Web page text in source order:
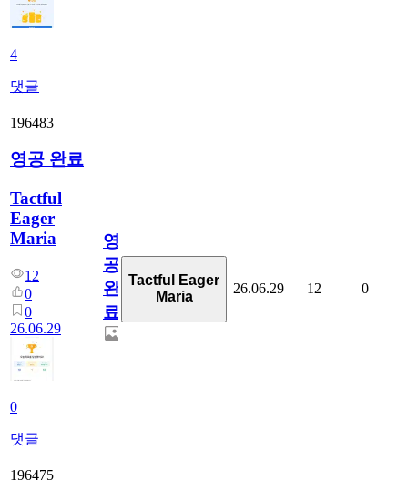
4
댓글
196483
영공 완료
Tactful
Eager
Maria
12
0
0
26.06.29
0
댓글
영
공
완
료
Tactful Eager
Maria
26.06.29 12 0
196475